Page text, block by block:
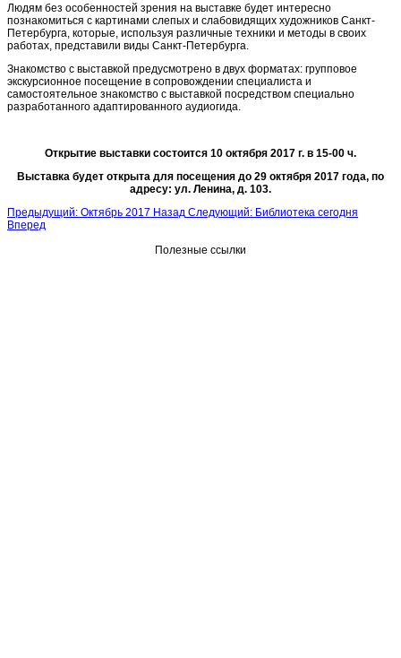
Людям без особенностей зрения на выставке будет интересно
познакомиться с картинами слепых и слабовидящих художников Санкт-
Петербурга, которые, используя различные техники и методы в своих
работах, представили виды Санкт-Петербурга.
Знакомство с выставкой предусмотрено в двух форматах: групповое
экскурсионное посещение в сопровождении специалиста и
самостоятельное знакомство с выставкой посредством специально
разработанного адаптированного аудиогида.
Открытие выставки состоится 10 октября 2017 г. в 15-00 ч.
Выставка будет открыта для посещения до 29 октября 2017 года, по
адресу: ул. Ленина, д. 103.
Предыдущий: Октябрь 2017 Назад Следующий: Библиотека сегодня
Вперед
Полезные ссылки